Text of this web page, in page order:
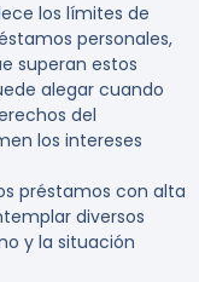
los límites de
personales,
superan estos
alegar cuando
del
los intereses
préstamos con alta
diversos
y la situación